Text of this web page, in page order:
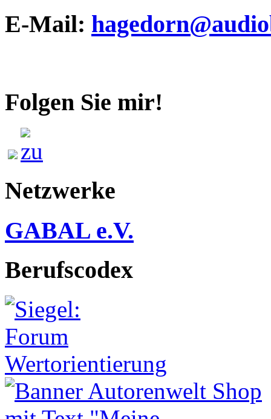
E-Mail:
Folgen Sie mir!
Netzwerke
GABAL e.V.
Berufscodex